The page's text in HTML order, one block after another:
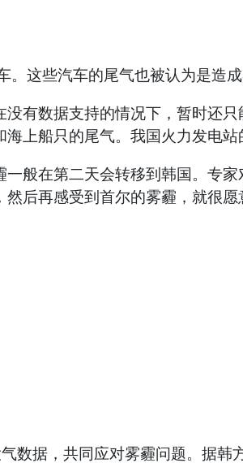
这些汽车的尾气也被认为是造成
有数据支持的情况下，暂时还
上船只的尾气。我国火力发电
般在第二天会转移到韩国。专
后再感受到首尔的雾霾，就很愿
数据，共同应对雾霾问题。据